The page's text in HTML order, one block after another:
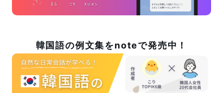
韓国語の例文集をnoteで発売中！